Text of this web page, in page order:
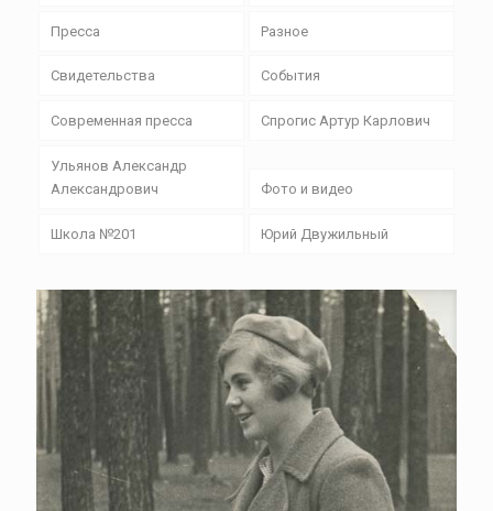
Пресса Разное
Свидетельства События
Современная пресса Спрогис Артур Карлович
Ульянов Александр
Александрович
Фото и видео
Школа №201 Юрий Двужильный